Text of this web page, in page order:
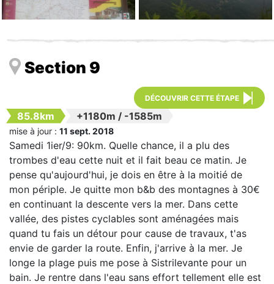
Section 9
DÉCOUVRIR CETTE ÉTAPE
85.8km +1180m / -1585m
mise à jour : 11 sept. 2018
Samedi 1ier/9: 90km. Quelle chance, il a plu des
trombes d'eau cette nuit et il fait beau ce matin. Je
pense qu'aujourd'hui, je dois en être à la moitié de
mon périple. Je quitte mon b&b des montagnes à 30€
en continuant la descente vers la mer. Dans cette
vallée, des pistes cyclables sont aménagées mais
quand tu fais un détour pour cause de travaux, t'as
envie de garder la route. Enfin, j'arrive à la mer. Je
longe la plage puis me pose à Sistrilevante pour un
bain. Je rentre dans l'eau sans effort tellement elle est